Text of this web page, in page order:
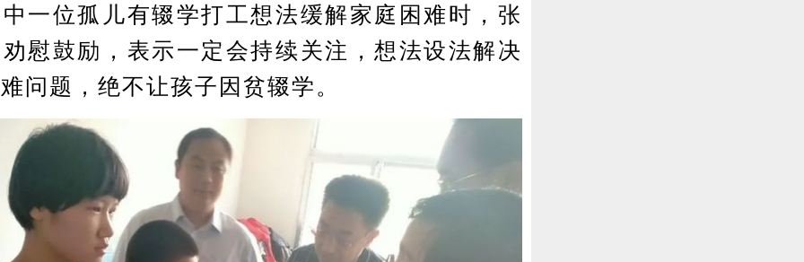
一位孤儿有辍学打工想法缓解家庭困难时，张
慰鼓励，表示一定会持续关注，想法设法解决
问题，绝不让孩子因贫辍学。